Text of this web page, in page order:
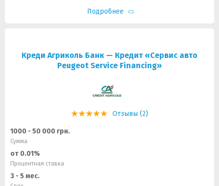
Подробнее
Креди Агриколь Банк — Кредит «Сервис авто
Peugeot Service Financing»
Отзывы (2)
1000 - 50 000 грн.
Сумма
от 0.01%
Процентная ставка
3 - 5 мес.